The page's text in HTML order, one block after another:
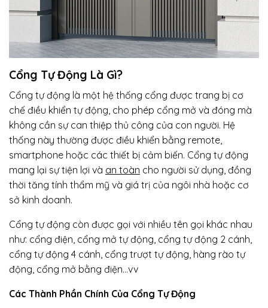
Cổng Tự Động Là Gì?
Cổng tự động là một hệ thống cổng được trang bị cơ
chế điều khiển tự động, cho phép cổng mở và đóng mà
không cần sự can thiệp thủ công của con người. Hệ
thống này thường được điều khiển bằng remote,
smartphone hoặc các thiết bị cảm biến. Cổng tự động
mang lại sự tiện lợi và an toàn cho người sử dụng, đồng
thời tăng tính thẩm mỹ và giá trị của ngôi nhà hoặc cơ
sở kinh doanh.
Cổng tự động còn được gọi với nhiều tên gọi khác nhau
như: cổng điện, cổng mở tự động, cổng tự động 2 cánh,
cổng tự động 4 cánh, cổng trượt tự động, hàng rào tự
động, cổng mở bằng điện…vv
Các Thành Phần Chính Của Cổng Tự Động